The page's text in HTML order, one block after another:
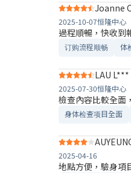
Joanne
2025-10-07恒隆中心
過程順暢，快收到
订购流程顺畅 体
LAU
2025-07-30恒隆中心
檢查內容比較全面
身体检查项目全面
2025-04-16
地點方便，驗身項